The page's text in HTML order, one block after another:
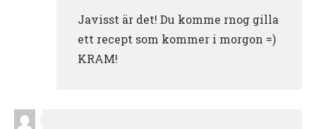
Javisst är det! Du komme rnog gilla
ett recept som kommer i morgon =)
KRAM!